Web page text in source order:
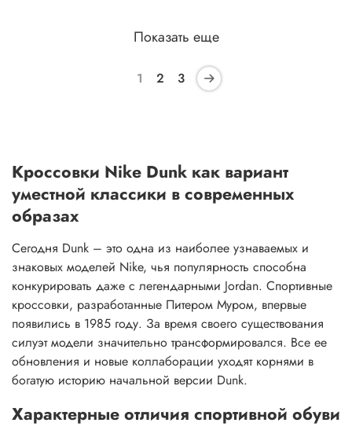
Показать еще
1 2 3
Кроссовки Nike Dunk как вариант
уместной классики в современных
образах
Сегодня Dunk – это одна из наиболее узнаваемых и
знаковых моделей Nike, чья популярность способна
конкурировать даже с легендарными Jordan. Спортивные
кроссовки, разработанные Питером Муром, впервые
появились в 1985 году. За время своего существования
силуэт модели значительно трансформировался. Все ее
обновления и новые коллаборации уходят корнями в
богатую историю начальной версии Dunk.
Характерные отличия спортивной обуви